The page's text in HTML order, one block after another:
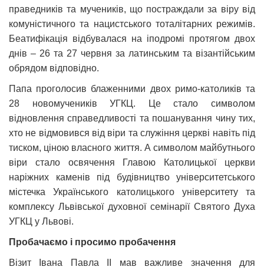
праведників та мучеників, що постраждали за віру від
комуністичного та нацистського тоталітарних режимів.
Беатифікація відбувалася на іподромі протягом двох
днів – 26 та 27 червня за латинським та візантійським
обрядом відповідно.
Папа проголосив блаженними двох римо-католиків та
28 новомучеників УГКЦ. Це стало символом
відновлення справедливості та пошанування чину тих,
хто не відмовився від віри та служіння церкві навіть під
тиском, ціною власного життя. А символом майбутнього
віри стало освячення Главою Католицької церкви
наріжних каменів під будівництво університетського
містечка Українського католицького університету та
комплексу Львівської духовної семінарії Святого Духа
УГКЦ у Львові.
Пробачаємо і просимо пробачення
Візит Івана Павла ІІ мав важливе значення для